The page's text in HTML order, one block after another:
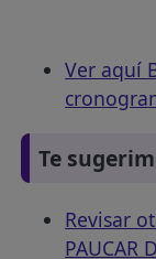
Ver aquí
Te
Revisar
PAUCAR